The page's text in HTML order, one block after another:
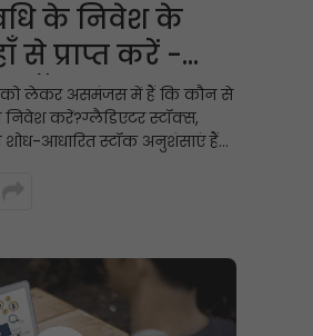
के निवेश के
से प्राप्त करें -
को लेकर असमंजस में हैं कि कौन से
करें?ग्लैडिएटर स्टॉक्स,
शोध-आधारित स्टॉक अनुशंसाएं हैं
निवेश की अवधि आमतौर पर